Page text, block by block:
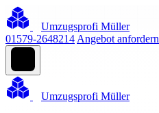
Umzugsprofi Müller
01579-2648214 Angebot anfordern
Umzugsprofi Müller